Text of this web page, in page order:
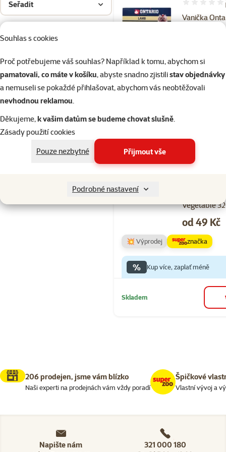
Souhlas s cookies
Proč potřebujeme váš souhlas? Například k tomu, abychom si
pamatovali, co máte v košíku, abyste snadno zjistilistav objednávky
a nemuseli se pokaždé přihlašovat, abychom vás neobtěžovali
nevhodnou reklamou.
Děkujeme,k vašim datům se budeme chovat slušně.
Zásady použití cookies
Pouze nezbytné
Přijmout vše
Podrobné nastavení
Seřadit
Vanička
with Rice
Hodnocení
💥 Výprodej značka
% Kup více, zaplať méně
Skladem
Vegetable
Hodnocení
Cena
od 49 Kč
💥 Výprodej značka
% Kup více, zaplať méně
Skladem
206 prodejen, jsme vám blízko
Naši experti na prodejnách vám vždy poradí
Špičkové
Vlastní vývoj a
Napište nám 321 000 180